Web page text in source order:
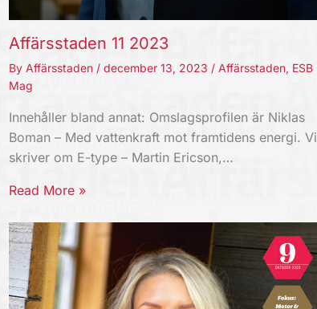
Affärsstaden 11 2023
By Affärsstaden / december 13, 2023 / Affärsstaden, ESB
Mag
Innehåller bland annat: Omslagsprofilen är Niklas
Boman – Med vattenkraft mot framtidens energi. Vi
skriver om E-type – Martin Ericson,…
Read More »